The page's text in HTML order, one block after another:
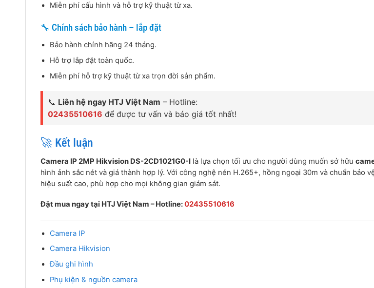
Miễn phí cấu hình và hỗ trợ kỹ thuật từ xa.
🔧 Chính sách bảo hành – lắp đặt
Bảo hành chính hãng 24 tháng.
Hỗ trợ lắp đặt toàn quốc.
Miễn phí hỗ trợ kỹ thuật từ xa trọn đời sản phẩm.
📞 Liên hệ ngay HTJ Việt Nam – Hotline:
02435510616 để được tư vấn và báo giá tốt nhất!
🚀 Kết luận
Camera IP 2MP Hikvision DS-2CD1021G0-I là lựa chọn tối ưu cho người dùng muốn sở hữu
hình ảnh sắc nét và giá thành hợp lý. Với công nghệ nén H.265+, hồng ngoại 30m và chuẩn bảo
hiệu suất cao, phù hợp cho mọi không gian giám sát.
Đặt mua ngay tại HTJ Việt Nam – Hotline:02435510616
Camera IP
Camera Hikvision
Đầu ghi hình
Phụ kiện & nguồn camera